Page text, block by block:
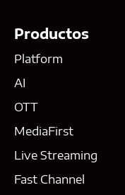
Productos
Platform
AI
OTT
MediaFirst
Live Streaming
Fast Channel